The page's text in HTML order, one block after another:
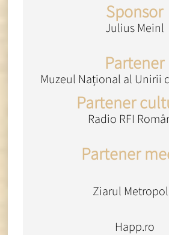
Sponsor
Julius Meinl
Partener
Muzeul Național al Unirii
Partener
Radio RFI
Partener
Ziarul
Happ.ro